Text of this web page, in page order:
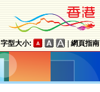
字型大小: 網頁指南